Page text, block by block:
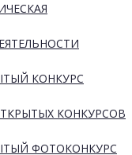
КОНКУРС
КОНКУРСОВ
ФОТОКОНКУРС